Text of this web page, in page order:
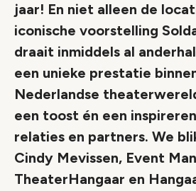
jaar! En niet alleen de
iconische voorstelling
draait inmiddels al
een unieke prestatie
Nederlandse
een toost én een
relaties en partners. We
Cindy Mevissen, Event
TheaterHangaar en